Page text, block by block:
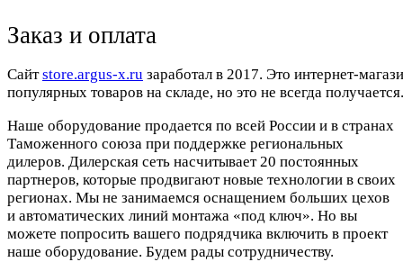
Заказ и оплата
Cайтstore.argus-x.ru заработал в 2017. Это интернет-
популярных товаров на складе, но это не всегда
Наше оборудование продается по всей России и в странах
Таможенного союза при поддержке региональных
дилеров. Дилерская сеть насчитывает 20 постоянных
партнеров, которые продвигают новые технологии в своих
регионах. Мы не занимаемся оснащением больших цехов
и автоматических линий монтажа «под ключ». Но вы
можете попросить вашего подрядчика включить в проект
наше оборудование. Будем рады сотрудничеству.